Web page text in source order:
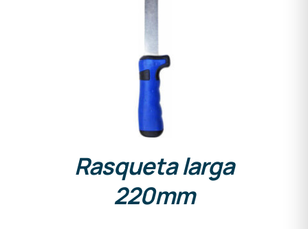
DETALLES
Rasqueta larga
220mm